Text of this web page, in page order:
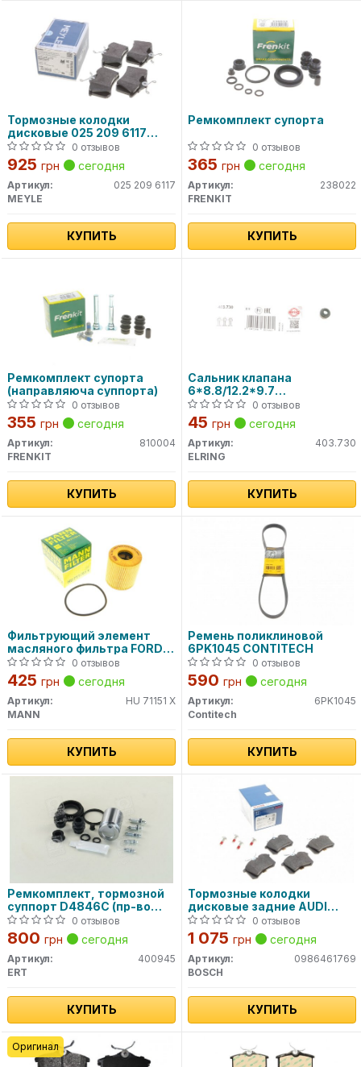
Тормозные колодки
дисковые 025 209 6117
MEYLE
0 отзывов
925 грн сегодня
Артикул:
025 209 6117
MEYLE
КУПИТЬ
Ремкомплект супорта
0 отзывов
365 грн сегодня
Артикул:
238022
FRENKIT
КУПИТЬ
Ремкомплект супорта
(направляюча суппорта)
0 отзывов
355 грн сегодня
Артикул:
810004
FRENKIT
КУПИТЬ
Сальник клапана
6*8.8/12.2*9.7
VW,AUDI,BMW,DB,OPEL
403.730 ELRING
0 отзывов
45 грн сегодня
Артикул:
403.730
ELRING
КУПИТЬ
Фильтрующий элемент
масляного фильтра FORD -
TRANSIT CITROEN -
BERLINGO, JUMPER FIAT -
DUCATO PEUGEOT - BOXER,
EXPERT, PARTNER HU 711/51
X MANN
0 отзывов
425 грн сегодня
Артикул:
HU 71151 X
MANN
КУПИТЬ
Ремень поликлиновой
6PK1045 CONTITECH
0 отзывов
590 грн сегодня
Артикул:
6PK1045
Contitech
КУПИТЬ
Ремкомплект, тормозной
суппорт D4846C (пр-во
ERT)
0 отзывов
800 грн сегодня
Артикул:
400945
ERT
КУПИТЬ
Тормозные колодки
дисковые задние AUDI
A3,A4,A6; SEAT; VW Golf
3/4; SKODA 0986461769
BOSCH
0 отзывов
1 075 грн сегодня
Артикул:
0986461769
BOSCH
КУПИТЬ
Оригинал